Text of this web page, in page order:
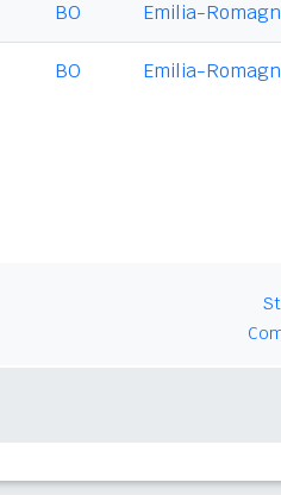
BO Emilia-
BO Emilia-